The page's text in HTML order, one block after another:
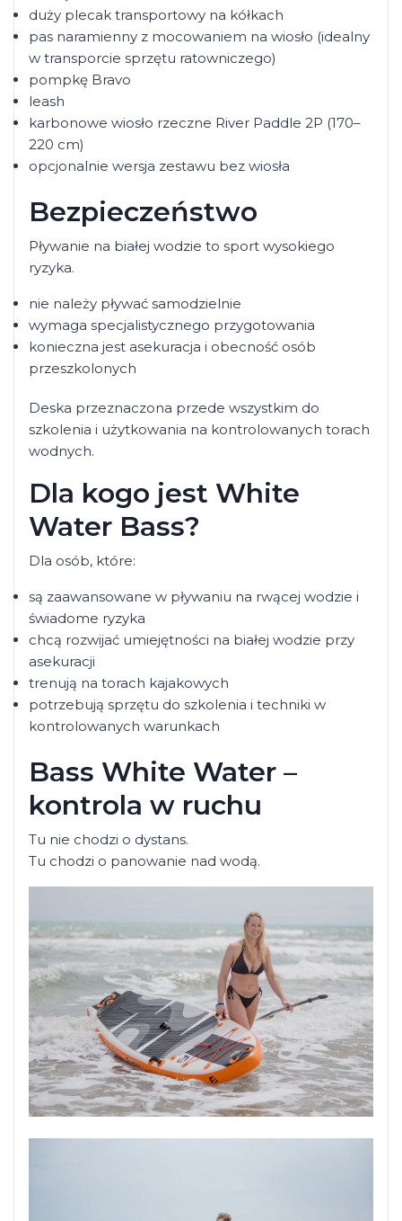
duży plecak transportowy na kółkach
pas naramienny z mocowaniem na wiosło (idealny
w transporcie sprzętu ratowniczego)
pompkę Bravo
leash
karbonowe wiosło rzeczne River Paddle 2P (170–
220 cm)
opcjonalnie wersja zestawu bez wiosła
Bezpieczeństwo
Pływanie na białej wodzie to sport wysokiego
ryzyka.
nie należy pływać samodzielnie
wymaga specjalistycznego przygotowania
konieczna jest asekuracja i obecność osób
przeszkolonych
Deska przeznaczona przede wszystkim do
szkolenia i użytkowania na kontrolowanych torach
wodnych.
Dla kogo jest White
Water Bass?
Dla osób, które:
są zaawansowane w pływaniu na rwącej wodzie i
świadome ryzyka
chcą rozwijać umiejętności na białej wodzie przy
asekuracji
trenują na torach kajakowych
potrzebują sprzętu do szkolenia i techniki w
kontrolowanych warunkach
Bass White Water –
kontrola w ruchu
Tu nie chodzi o dystans.
Tu chodzi o panowanie nad wodą.